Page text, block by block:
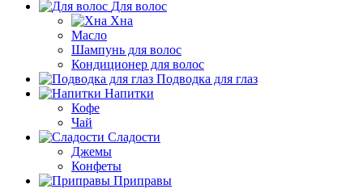
Для волос
Хна
Масло
Шампунь для волос
Кондиционер для волос
Подводка для глаз
Напитки
Кофе
Чай
Сладости
Джемы
Конфеты
Приправы